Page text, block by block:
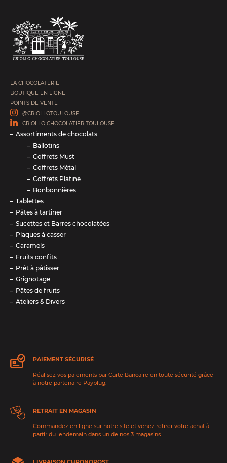
LA CHOCOLATERIE
BOUTIQUE EN LIGNE
POINTS DE VENTE
@CRIOLLOTOULOUSE
CRIOLLO CHOCOLATIER TOULOUSE
Assortiments de chocolats
Ballotins
Coffrets Must
Coffrets Métal
Coffrets Platine
Bonbonnières
Tablettes
Pâtes à tartiner
Sucettes et Barres chocolatées
Plaques à casser
Caramels
Fruits confits
Prêt à pâtisser
Grignotage
Pâtes de fruits
Ateliers & Divers
PAIEMENT SÉCURISÉ
Réalisez vos paiements par Carte Bancaire en toute sécurité grâce
à notre partenaire Payplug.
RETRAIT EN MAGASIN
Commandez en ligne sur notre site et venez retirer votre achat à
partir du lendemain dans un de nos 3 magasins